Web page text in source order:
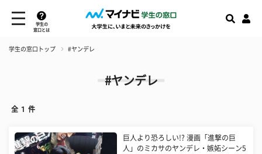
学生の
窓口とは
学生の窓口トップ #ヤンデレ
#ヤンデレ
全 1 件
巨人より恐ろしい!? 漫画「進撃の巨
人」のミカサのヤンデレ・嫉妬シーン5